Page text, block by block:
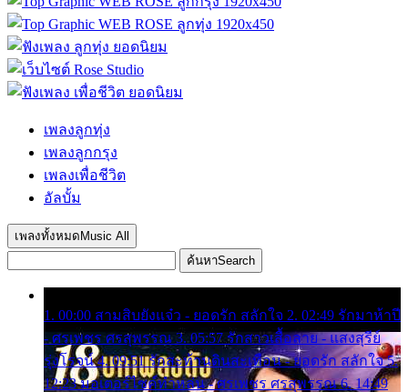
เพลงลูกทุ่ง
เพลงลูกกรุง
เพลงเพื่อชีวิต
อัลบั้ม
เพลงทั้งหมด Music All
ค้นหาSearch
1. 00:00 สามสิบยังแจ๋ว - ยอดรัก สลักใจ 2. 02:49 รักมาห้าปี
- ศรเพชร ศรสุพรรณ 3. 05:57 รักสาวเสื้อลาย - แสงสุรีย์
รุ่งโรจน์ 4. 09:51 รักสะท้านดินสะเทือน - ยอดรัก สลักใจ 5.
12:23 มอเตอร์ไซค์ทำหล่น - ศรเพชร ศรสุพรรณ 6. 14:49